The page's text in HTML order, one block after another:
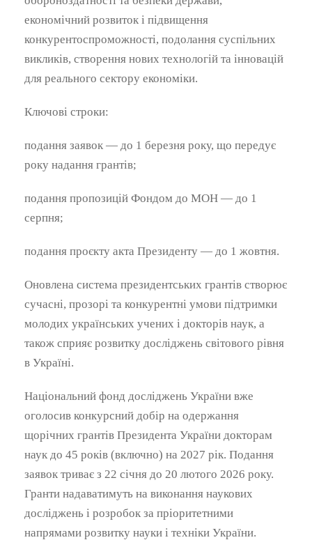
економічний розвиток і підвищення
конкурентоспроможності, подолання суспільних
викликів, створення нових технологій та інновацій
для реального сектору економіки.
Ключові строки:
подання заявок — до 1 березня року, що передує
року надання грантів;
подання пропозицій Фондом до МОН — до 1
серпня;
подання проєкту акта Президенту — до 1 жовтня.
Оновлена система президентських грантів створює
сучасні, прозорі та конкурентні умови підтримки
молодих українських учених і докторів наук, а
також сприяє розвитку досліджень світового рівня
в Україні.
Національний фонд досліджень України вже
оголосив конкурсний добір на одержання
щорічних грантів Президента України докторам
наук до 45 років (включно) на 2027 рік. Подання
заявок триває з 22 січня до 20 лютого 2026 року.
Гранти надаватимуть на виконання наукових
досліджень і розробок за пріоритетними
напрямами розвитку науки і техніки України.